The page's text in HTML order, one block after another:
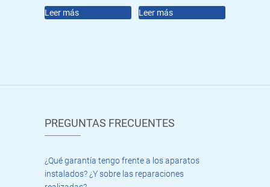
Leer más Leer más
PREGUNTAS FRECUENTES
¿Qué garantía tengo frente a los aparatos
instalados? ¿Y sobre las reparaciones